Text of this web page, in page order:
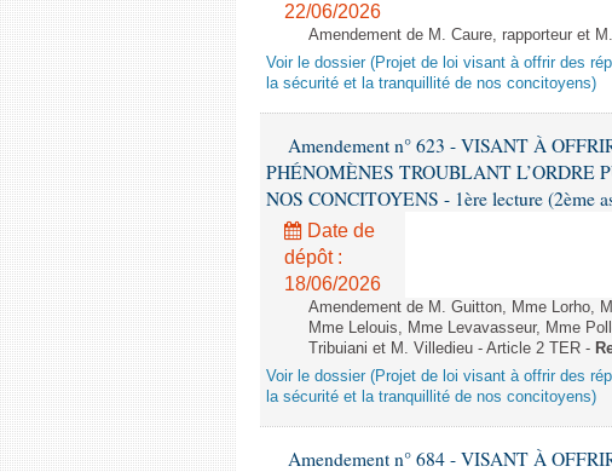
22/06/2026
Amendement de M. Caure, rapporteur et
Voir le dossier (Projet de loi visant à offrir des
la sécurité et la tranquillité de nos concitoyens)
Amendement n° 623 - VISANT À
PHÉNOMÈNES TROUBLANT
NOS CONCITOYENS - 1ère lecture (2ème
Date de
dépôt :
18/06/2026
Amendement de M. Guitton, Mme Lorho,
Mme Lelouis, Mme Levavasseur, Mme
Tribuiani et M. Villedieu - Article 2 TER -
Voir le dossier (Projet de loi visant à offrir des
la sécurité et la tranquillité de nos concitoyens)
Amendement n° 684 - VISANT À